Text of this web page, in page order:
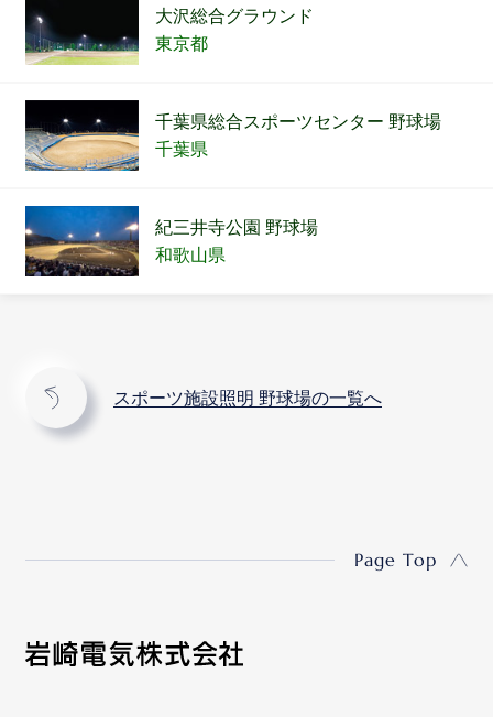
大沢総合グラウンド
東京都
千葉県総合スポーツセンター 野球場
千葉県
紀三井寺公園 野球場
和歌山県
スポーツ施設照明 野球場の一覧へ
Page Top